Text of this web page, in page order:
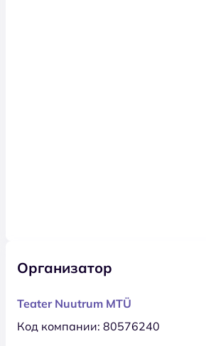
Организатор
Teater Nuutrum MTÜ
Код компании: 80576240